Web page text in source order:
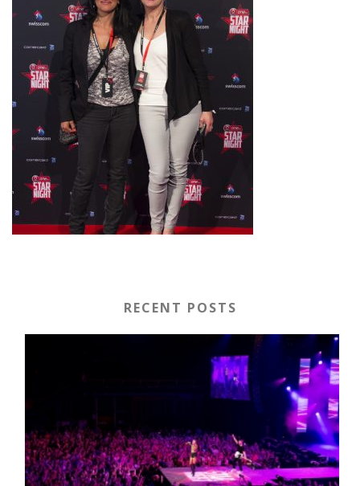
RECENT POSTS